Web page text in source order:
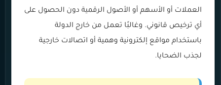
العملات أو الأسهم أو الأصول الرقمية دون الحصول على
أي ترخيص قانوني. وغالبًا تعمل من خارج الدولة
باستخدام مواقع إلكترونية وهمية أو اتصالات خارجية
لجذب الضحايا.